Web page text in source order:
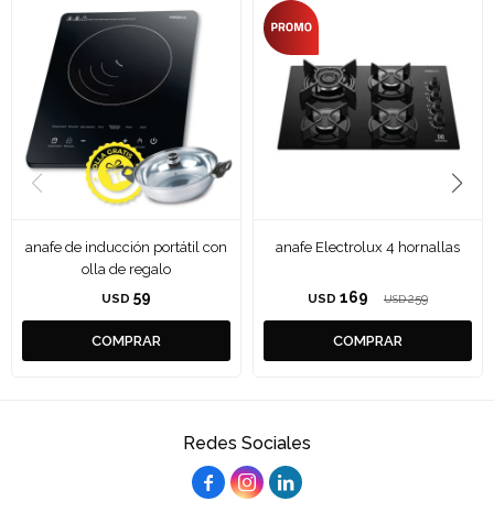
anafe de inducción portátil con
olla de regalo
USD 59
anafe Electrolux 4 hornallas
USD 169 USD 259
Redes Sociales
  